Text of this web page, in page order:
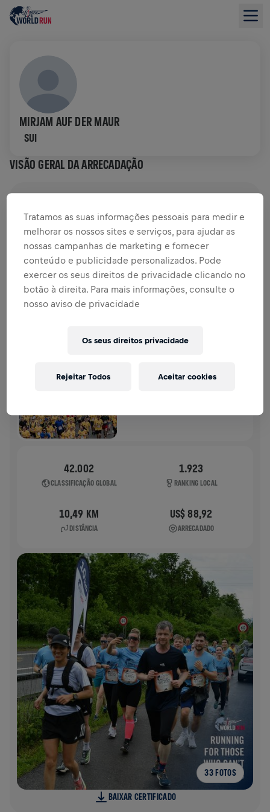
MIRJAM AUF DER MAUR
SUI
VISÃO GERAL DA ARRECADAÇÃO
DOAÇÕES DOE
Doe para fazer a diferença! 100% da sua doação vai
para a pesquisa sobre lesões na medula espinhal.
HISTÓRIA
42.002
CLASSIFICAÇÃO GLOBAL
1.923
RANKING LOCAL
10,49 KM
DISTÂNCIA
US$ 88,92
ARRECADADO
33 FOTOS
BAIXAR CERTIFICADO
Tratamos as suas informações pessoais para medir e
melhorar os nossos sites e serviços, para ajudar as
nossas campanhas de marketing e fornecer
conteúdo e publicidade personalizados. Pode
exercer os seus direitos de privacidade clicando no
botão à direita. Para mais informações, consulte o
nosso aviso de privacidade
Os seus direitos privacidade
Rejeitar Todos Aceitar cookies